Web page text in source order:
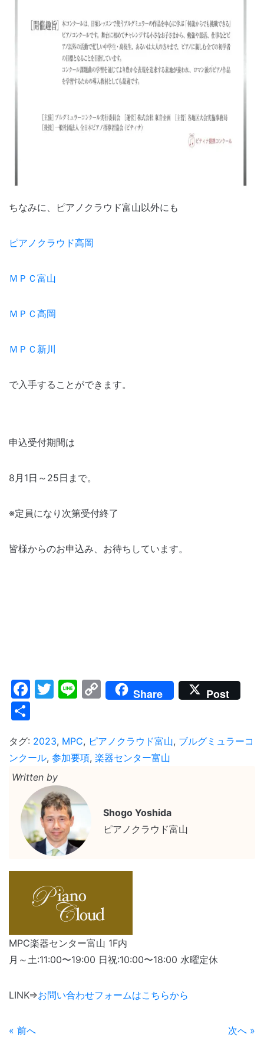
ちなみに、ピアノクラウド富山以外にも
ピアノクラウド高岡
ＭＰＣ富山
ＭＰＣ高岡
ＭＰＣ新川
で入手することができます。
申込受付期間は
8月1日～25日まで。
※定員になり次第受付終了
皆様からのお申込み、お待ちしています。
Facebook
Twitter
LineCopy
Link
Share Post
タグ: 2023, MPC, ピアノクラウド富山, ブルグミュラーコ
ンクール, 参加要項, 楽器センター富山
Written by
Shogo Yoshida
ピアノクラウド富山
MPC楽器センター富山 1F内
月～土:11:00〜19:00 日祝:10:00〜18:00 水曜定休
LINK⇒お問い合わせフォームはこちらから
« 前へ 次へ »